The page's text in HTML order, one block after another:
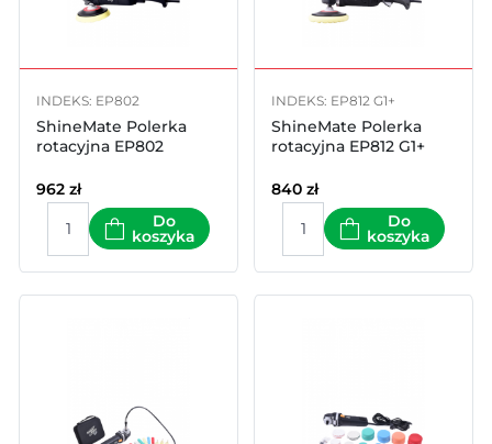
INDEKS: EP802
ShineMate Polerka
rotacyjna EP802
962 zł
Do
koszyka
INDEKS: EP812 G1+
ShineMate Polerka
rotacyjna EP812 G1+
840 zł
Do
koszyka